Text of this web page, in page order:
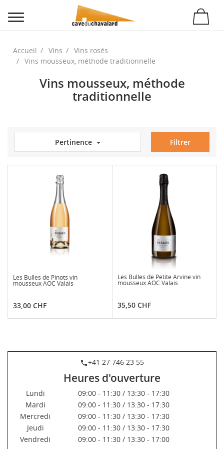
Accueil Vins
Vins rosés
Vins mousseux, méthode traditionnelle
Vins mousseux, méthode
traditionnelle
Pertinence Filtrer
Les Bulles de Pinots vin
mousseux AOC Valais
Prix
33,00 CHF
Les Bulles de Petite Arvine vin
mousseux AOC Valais
Prix
35,50 CHF
phone+41 27 746 23 55
Heures d'ouverture
Lundi
09:00 - 11:30 / 13:30 - 17:30
Mardi
09:00 - 11:30 / 13:30 - 17:30
Mercredi
09:00 - 11:30 / 13:30 - 17:30
Jeudi
09:00 - 11:30 / 13:30 - 17:30
Vendredi
09:00 - 11:30 / 13:30 - 17:00